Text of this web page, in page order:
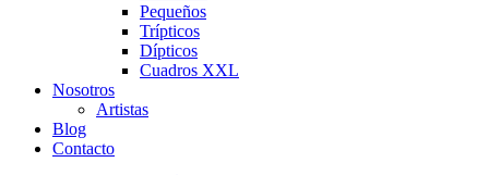
Pequeños
Trípticos
Dípticos
Cuadros XXL
Nosotros
Artistas
Blog
Contacto